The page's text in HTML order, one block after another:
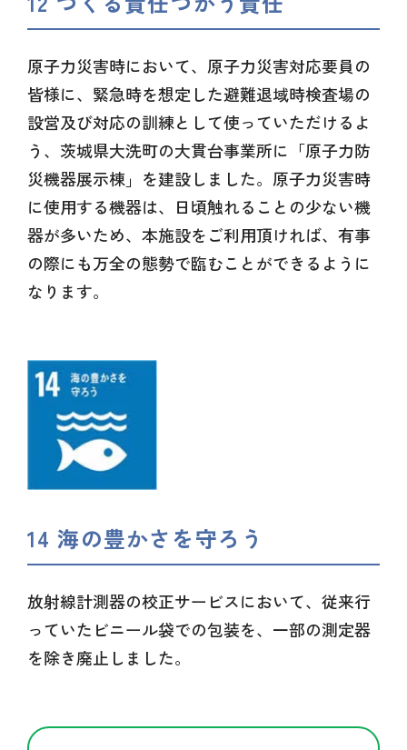
原子力災害時において、原子力災害対応要員の
皆様に、緊急時を想定した避難退域時検査場の
設営及び対応の訓練として使っていただけるよ
う、茨城県大洗町の大貫台事業所に「原子力防
災機器展示棟」を建設しました。原子力災害時
に使用する機器は、日頃触れることの少ない機
器が多いため、本施設をご利用頂ければ、有事
の際にも万全の態勢で臨むことができるように
なります。
14 海の豊かさを守ろう
放射線計測器の校正サービスにおいて、従来行
っていたビニール袋での包装を、一部の測定器
を除き廃止しました。